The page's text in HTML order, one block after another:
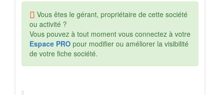
Vous êtes le gérant, propriétaire de cette société
ou activité ?
Vous pouvez à tout moment vous connectez à votre
Espace PRO pour modifier ou améliorer la visibilité
de votre fiche société.